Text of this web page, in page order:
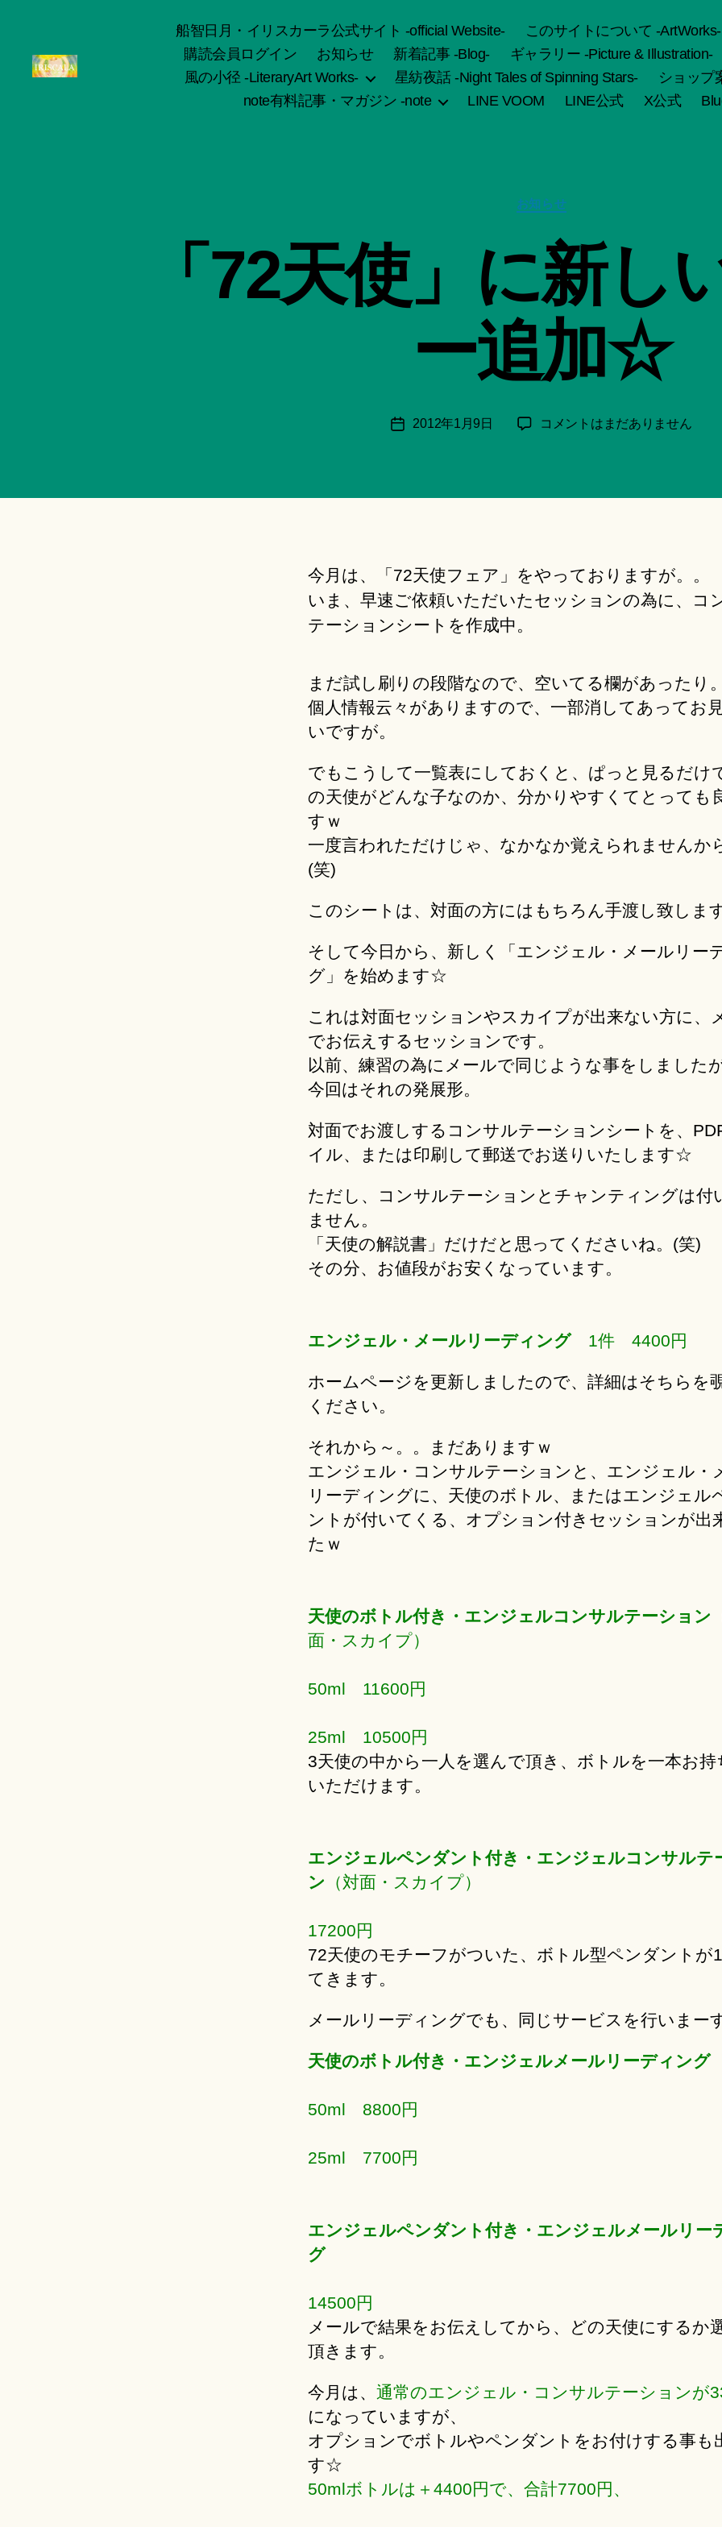
船智日月・イリスカーラ公式サイト -official Website- このサイトについて -ArtWorks-
購読会員ログイン
お知らせ 新着記事 -Blog- ギャラリー -Picture & Illustration-
風の小径 -LiteraryArt Works-
星紡夜話 -Night Tales of Spinning Stars-
ショップ
note有料記事・マガジン -note
LINE VOOM LINE公式 X公式
カ
テ
リ
ー
お知らせ
「72天使」に新し
ー追加☆
成
者
:
月
u
ki
＊
投
2012年1月9日
「72
新
ニ
ュ
☆
へ
の
コメントはまだありません
今月は、「72天使フェア」をやっておりますが。。
いま、早速ご依頼いただいたセッションの為に、コ
テーションシートを作成中。
まだ試し刷りの段階なので、空いてる欄があったり。
個人情報云々がありますので、一部消してあってお
いですが。
でもこうして一覧表にしておくと、ぱっと見るだけ
の天使がどんな子なのか、分かりやすくてとっても
すｗ
一度言われただけじゃ、なかなか覚えられませんか
(笑)
このシートは、対面の方にはもちろん手渡し致しま
そして今日から、新しく「エンジェル・メールリー
グ」を始めます☆
これは対面セッションやスカイプが出来ない方に、
でお伝えするセッションです。
以前、練習の為にメールで同じような事をしましたが
今回はそれの発展形。
対面でお渡しするコンサルテーションシートを、
イル、または印刷して郵送でお送りいたします☆
ただし、コンサルテーションとチャンティングは付
ません。
「天使の解説書」だけだと思ってくださいね。(笑)
その分、お値段がお安くなっています。
エンジェル・メールリーディング1件 4400円
ホームページを更新しましたので、詳細はそちらを
ください。
それから～。。まだありますｗ
エンジェル・コンサルテーションと、エンジェル・
リーディングに、天使のボトル、またはエンジェル
ントが付いてくる、オプション付きセッションが出
たｗ
天使のボトル付き・エンジェルコンサルテーション
面・スカイプ）
50ml 11600円
25ml 10500円
3天使の中から一人を選んで頂き、ボトルを一本お持
いただけます。
エンジェルペンダント付き・エンジェルコンサルテ
ン （対面・スカイプ）
17200円
72天使のモチーフがついた、ボトル型ペンダントが
てきます。
メールリーディングでも、同じサービスを行いまー
天使のボトル付き・エンジェルメールリーディング
50ml 8800円
25ml 7700円
エンジェルペンダント付き・エンジェルメールリー
グ
14500円
メールで結果をお伝えしてから、どの天使にするか
頂きます。
今月は、 通常のエンジェル・コンサルテーションが
になっていますが、
オプションでボトルやペンダントをお付けする事も
す☆
50mlボトルは＋4400円で、合計7700円、